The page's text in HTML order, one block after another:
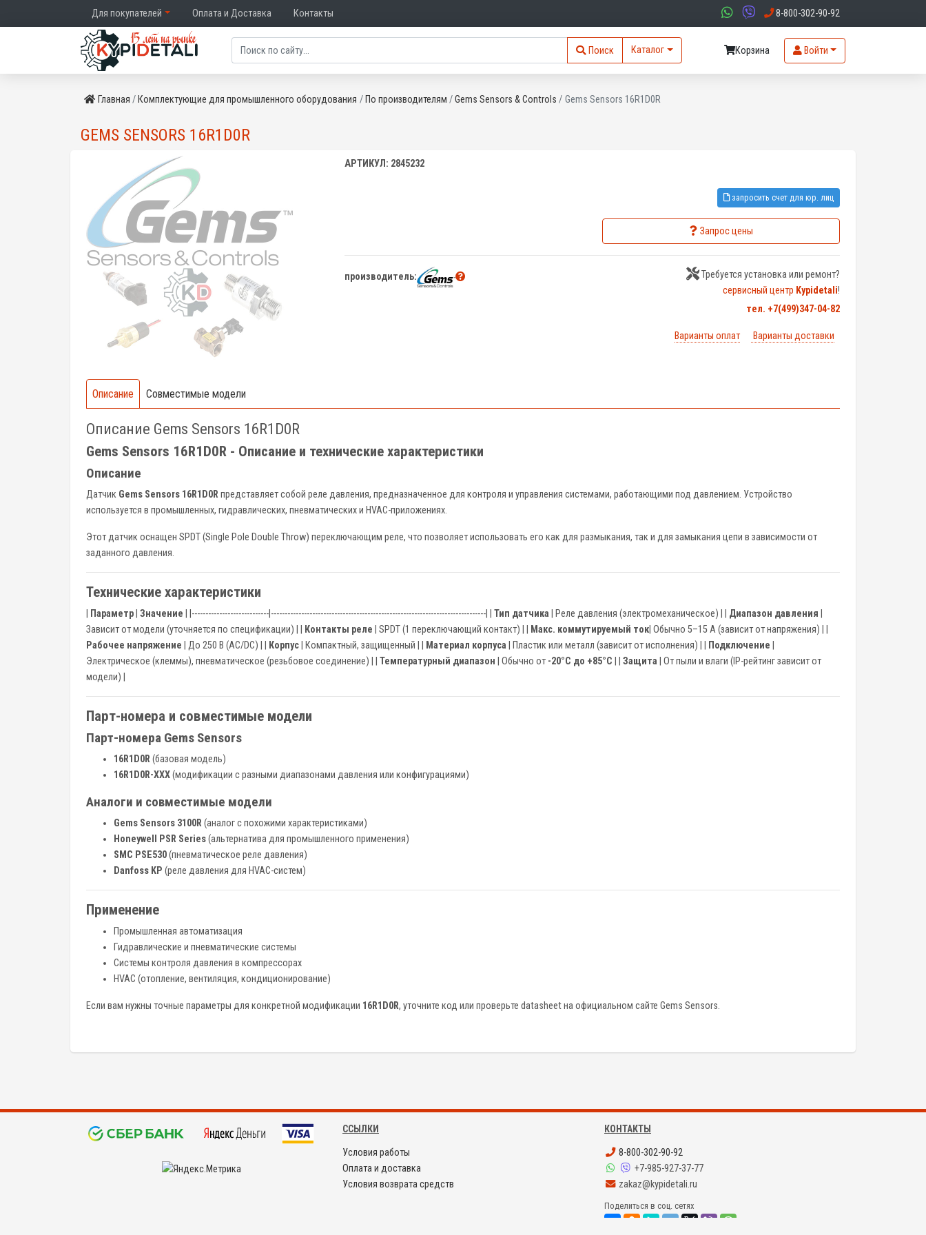
Для покупателей Оплата и Доставка Контакты 8-800-302-90-92
Поиск Каталог Корзина Войти
Главная Комплектующие для промышленного оборудования По производителям Gems Sensors & Controls Gems Sensors 16R1D0R
GEMS SENSORS 16R1D0R
АРТИКУЛ: 2845232
запросить счет для юр. лиц
Запрос цены
производитель:
Требуется установка или ремонт?
сервисный центр Kypidetali!
тел. +7(499)347-04-82
Варианты оплат Варианты доставки
Описание Совместимые модели
Описание Gems Sensors 16R1D0R
Gems Sensors 16R1D0R - Описание и технические характеристики
Описание
Датчик Gems Sensors 16R1D0R представляет собой реле давления, предназначенное для контроля и управления системами, работающими под давлением. Устройство
используется в промышленных, гидравлических, пневматических и HVAC-приложениях.
Этот датчик оснащен SPDT (Single Pole Double Throw) переключающим реле, что позволяет использовать его как для размыкания, так и для замыкания цепи в зависимости от
заданного давления.
Технические характеристики
Параметр Значение | |----------------------------|------------------------------------------------------------------------------| | Тип датчика | Реле давления (электромеханическое) | | Диапазон давления
Зависит от модели (уточняется по спецификации) | |
Контакты реле | SPDT (1 переключающий контакт) | | Макс. коммутируемый ток | Обычно 5–15 А (зависит от напряжения) | |
Рабочее напряжение | До 250 В (AC/DC) | | Корпус | Компактный, защищенный | | Материал корпуса | Пластик или металл (зависит от исполнения) | | Подключение
Электрическое (клеммы), пневматическое (резьбовое соединение) | | Температурный диапазон | Обычно от -20°C до +85°C Защита | От пыли и влаги (IP-рейтинг зависит от
модели) |
Парт-номера и совместимые модели
Парт-номера Gems Sensors
16R1D0R (базовая модель)
16R1D0R-XXX(модификации с разными диапазонами давления или конфигурациями)
Аналоги и совместимые модели
Gems Sensors 3100R (аналог с похожими характеристиками)
Honeywell PSR Series(альтернатива для промышленного применения)
SMC PSE530(пневматическое реле давления)
Danfoss KP (реле давления для HVAC-систем)
Применение
Промышленная автоматизация
Гидравлические и пневматические системы
Системы контроля давления в компрессорах
HVAC (отопление, вентиляция, кондиционирование)
Если вам нужны точные параметры для конкретной модификации 16R1D0R, уточните код или проверьте datasheet на официальном сайте Gems Sensors.
ССЫЛКИ
Условия работы
Оплата и доставка
Условия возврата средств
КОНТАКТЫ
8-800-302-90-92
+7-985-927-37-77
zakaz@kypidetali.ru
Поделиться в соц. сетях